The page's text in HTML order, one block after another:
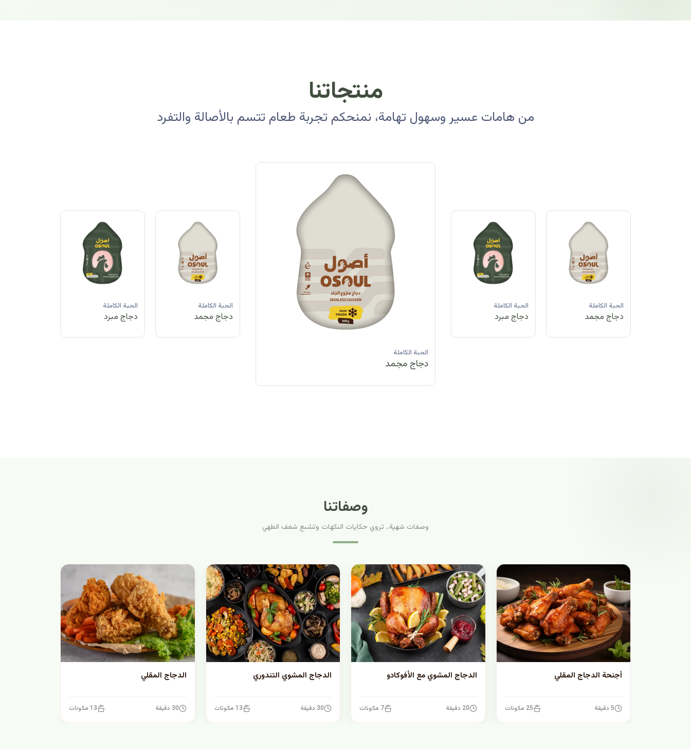
منتجاتنا
من هامات عسير وسهول تهامة، نمنحكم تجربة طعام تتسم بالأصالة والتفرد
الحبة الكاملة
دجاج مبرد
الحبة الكاملة
دجاج مجمد
الحبة الكاملة
دجاج مبرد
الحبة الكاملة
دجاج مجمد
الحبة الكاملة الحبة الكاملة
دجاج مجمد
الحبة الكاملة
دجاج مبرد
الحبة الكاملة
دجاج مجمد
وصفاتنا
وصفات شهية.. تروي حكايات النكهات وتشبع شغف الطهي
أجنحة الدجاج المقلي
5 دقيقة 25 مكونات
الدجاج المشوي مع الأفوكادو
20 دقيقة 7 مكونات
الدجاج المشوي التندوري
30 دقيقة 13 مكونات
الدجاج المقلي
30 دقيقة 13 مكونات